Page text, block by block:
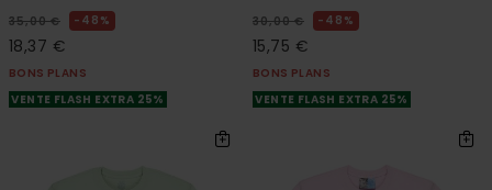
35,00 € 48%
18,37 €
BONS PLANS
VENTE FLASH EXTRA 25%
30,00 € 48%
15,75 €
BONS PLANS
VENTE FLASH EXTRA 25%